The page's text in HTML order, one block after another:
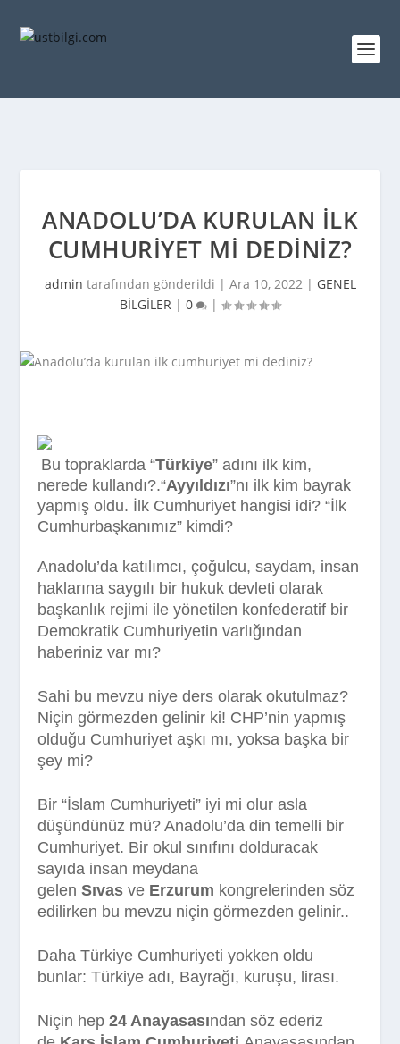
ANADOLU’DA KURULAN ILK
CUMHURIYET MI DEDINIZ?
admin tarafından gönderildi | Ara 10, 2022| GENEL
BİLGİLER | 0 |
Bu topraklarda “Türkiye” adını ilk kim,
nerede kullandı?.“Ayyıldızı”nı ilk kim bayrak
yapmış oldu. İlk Cumhuriyet hangisi idi? “İlk
Cumhurbaşkanımız” kimdi?
Anadolu’da katılımcı, çoğulcu, saydam, insan
haklarına saygılı bir hukuk devleti olarak
başkanlık rejimi ile yönetilen konfederatif bir
Demokratik Cumhuriyetin varlığından
haberiniz var mı?
Sahi bu mevzu niye ders olarak okutulmaz?
Niçin görmezden gelinir ki! CHP’nin yapmış
olduğu Cumhuriyet aşkı mı, yoksa başka bir
şey mi?
Bir “İslam Cumhuriyeti” iyi mi olur asla
düşündünüz mü? Anadolu’da din temelli bir
Cumhuriyet. Bir okul sınıfını dolduracak
sayıda insan meydana
gelenSıvas ve Erzurum kongrelerinden söz
edilirken bu mevzu niçin görmezden gelinir..
Daha Türkiye Cumhuriyeti yokken oldu
bunlar: Türkiye adı, Bayrağı, kuruşu, lirası.
Niçin hep24 Anayasasından söz ederiz